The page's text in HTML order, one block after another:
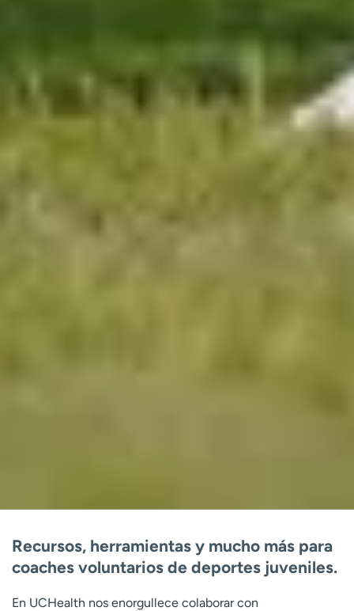
Recursos, herramientas y mucho más para
coaches voluntarios de deportes juveniles.
En UCHealth nos enorgullece colaborar con